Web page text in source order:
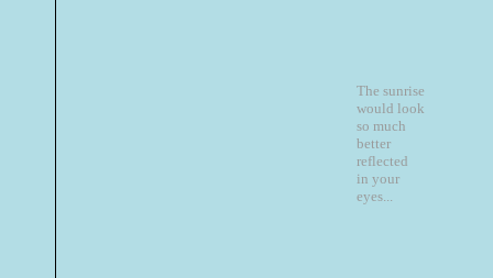
The sunrise
would look
so much
better
reflected
in your
eyes...